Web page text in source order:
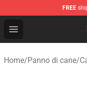
FREE
Open menu
MeatCanyon
Home/Panno di cane/